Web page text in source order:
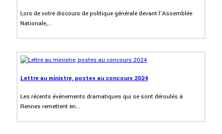
Lors de votre discours de politique générale devant l’Assemblée
Nationale,...
Lettre au ministre, postes au concours 2024
Les récents événements dramatiques qui se sont déroulés à
Rennes remettent en...